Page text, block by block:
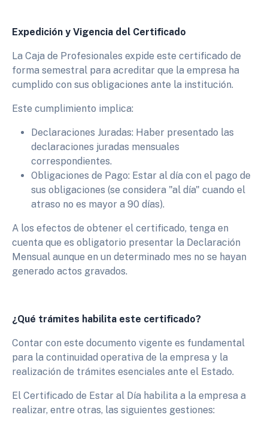
Expedición y Vigencia del Certificado
La Caja de Profesionales expide este certificado de
forma semestral para acreditar que la empresa ha
cumplido con sus obligaciones ante la institución.
Este cumplimiento implica:
Declaraciones Juradas: Haber presentado las
declaraciones juradas mensuales
correspondientes.
Obligaciones de Pago: Estar al día con el pago de
sus obligaciones (se considera "al día" cuando el
atraso no es mayor a 90 días).
A los efectos de obtener el certificado, tenga en
cuenta que es obligatorio presentar la Declaración
Mensual aunque en un determinado mes no se hayan
generado actos gravados.
¿Qué trámites habilita este certificado?
Contar con este documento vigente es fundamental
para la continuidad operativa de la empresa y la
realización de trámites esenciales ante el Estado.
El Certificado de Estar al Día habilita a la empresa a
realizar, entre otras, las siguientes gestiones: